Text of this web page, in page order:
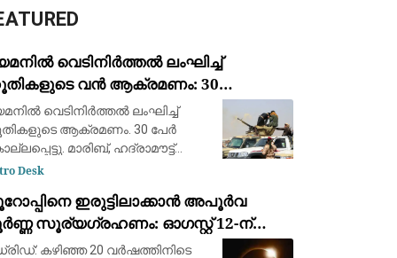
വെടിനിർത്തൽ ലംഘിച്ച്
വൻ ആക്രമണം: 30
കൊല്ലപ്പെട്ടു; 2022-ന്
ഏറ്റവും വലിയ ഏറ്റുമുട്ടൽ
വെടിനിർത്തൽ ലംഘിച്ച്
ആക്രമണം. 30 പേർ
മാരിബ്, ഹദ്രാമൗട്ട്
യെമൻ
ആക്രമണം. 2022ന്
വലിയ ആക്രമണമാണിത്
Desk
ഇരുട്ടിലാക്കാൻ അപൂർവ
സൂര്യഗ്രഹണം: ഓഗസ്റ്റ് 12-ന്
പ്രകൃതിയുടെ വിസ്മയക്കാഴ്ച
കഴിഞ്ഞ 20 വർഷത്തിനിടെ